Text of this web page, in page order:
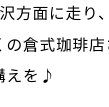
方面に走り
の倉式珈琲
えを♪